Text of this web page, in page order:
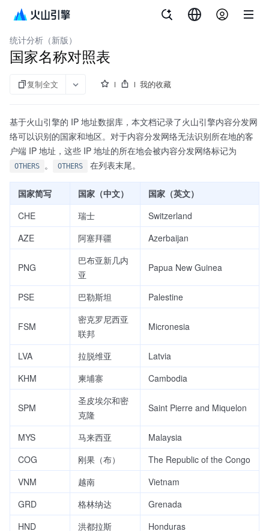
内容分发网络
统计分析（新版）
国家名称对照表
复制全文 我的收藏
基于火山引擎的 IP 地址数据库，本文档记录了火山引擎内容分发网
络可以识别的国家和地区。对于内容分发网络无法识别所在地的客
户端 IP 地址，这些 IP 地址的所在地会被内容分发网络标记为
OTHERS 。 OTHERS 在列表末尾。
国家简写 国家（中文）
国家（英文）
CHE
瑞士
Switzerland
AZE
阿塞拜疆 Azerbaijan
PNG
巴布亚新几内
亚
Papua New Guinea
PSE 巴勒斯坦 Palestine
FSM
密克罗尼西亚
联邦
Micronesia
LVA 拉脱维亚
Latvia
KHM
柬埔寨 Cambodia
SPM
圣皮埃尔和密
克隆
Saint Pierre and Miquelon
MYS 马来西亚
Malaysia
COG
刚果（布）
The Republic of the Congo
VNM
越南
Vietnam
GRD
格林纳达
Grenada
HND
洪都拉斯
Honduras